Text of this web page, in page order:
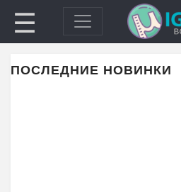
☰
ПОСЛЕДНИЕ НОВИНКИ